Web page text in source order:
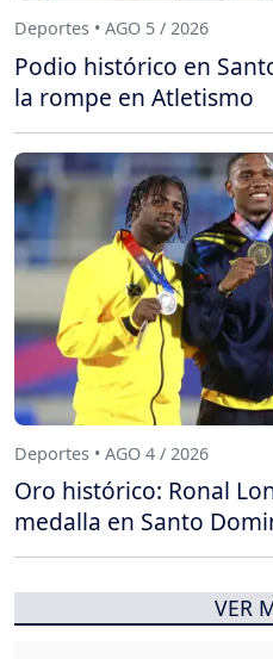
Deportes • AGO 5 / 2026
Podio histórico en
la rompe en Atletismo
Deportes • AGO 4 / 2026
Oro histórico: Ronal
medalla en Santo
VER